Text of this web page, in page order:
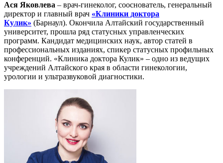
Ася Яковлева – врач-гинеколог, сооснователь, генеральный
директор и главный врач «Клиники доктора
Кулик» (Барнаул). Окончила Алтайский государственный
университет, прошла ряд статусных управленческих
программ. Кандидат медицинских наук, автор статей в
профессиональных изданиях, спикер статусных профильных
конференций. «Клиника доктора Кулик» – одно из ведущих
учреждений Алтайского края в области гинекологии,
урологии и ультразвуковой диагностики.